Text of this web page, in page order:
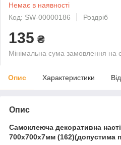
Немає в наявності
Код: SW-00000186
Роздріб
135 ₴
Мінімальна сума замовлення на
Опис Характеристики
Опис
Самоклеюча декоративна
700х700х7мм (162)(допустима